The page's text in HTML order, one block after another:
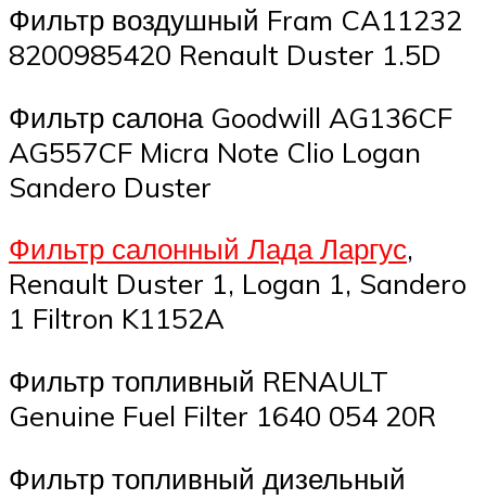
Фильтр воздушный Fram CA11232
8200985420 Renault Duster 1.5D
Фильтр салона Goodwill AG136CF
AG557CF Micra Note Clio Logan
Sandero Duster
Фильтр салонный Лада Ларгус,
Renault Duster 1, Logan 1, Sandero
1 Filtron K1152A
Фильтр топливный RENAULT
Genuine Fuel Filter 1640 054 20R
Фильтр топливный дизельный